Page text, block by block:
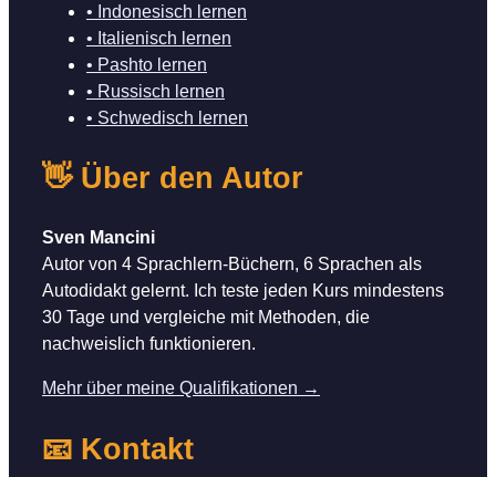
• Indonesisch lernen
• Italienisch lernen
• Pashto lernen
• Russisch lernen
• Schwedisch lernen
👋 Über den Autor
Sven Mancini
Autor von 4 Sprachlern-Büchern, 6 Sprachen als
Autodidakt gelernt. Ich teste jeden Kurs mindestens
30 Tage und vergleiche mit Methoden, die
nachweislich funktionieren.
Mehr über meine Qualifikationen →
📧 Kontakt